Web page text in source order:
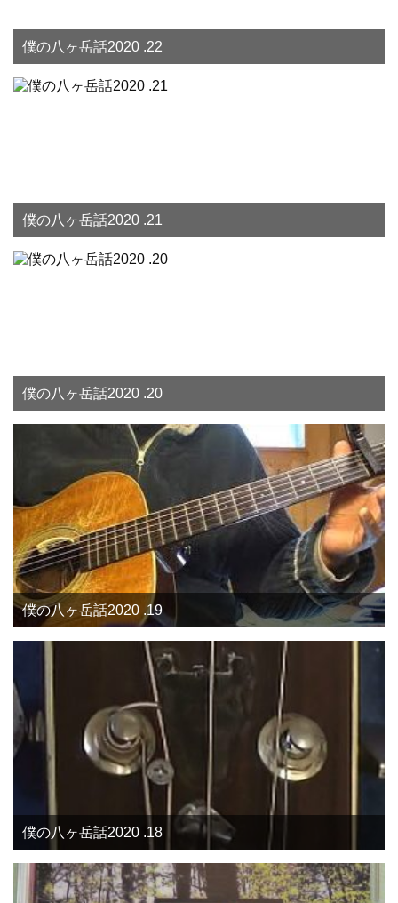
僕の八ヶ岳話2020 .22
僕の八ヶ岳話2020 .21
僕の八ヶ岳話2020 .20
僕の八ヶ岳話2020 .19
僕の八ヶ岳話2020 .18